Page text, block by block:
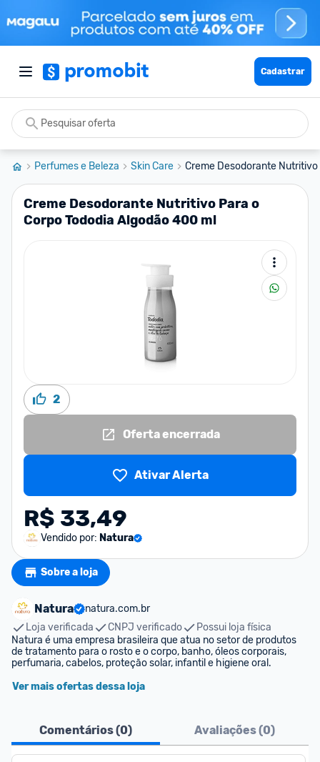
Cadastrar
Perfumes e Beleza Skin Care Creme Desodorante Nutritivo
Creme Desodorante Nutritivo Para o
Corpo Tododia Algodão 400 ml
2
Oferta encerrada
Ativar Alerta
R$ 33,49
Vendido por: Natura
Sobre a loja
Natura
natura.com.br
Loja verificada
CNPJ verificado
Possui loja física
Natura é uma empresa brasileira que atua no setor de produtos
de tratamento para o rosto e o corpo, banho, óleos corporais,
perfumaria, cabelos, proteção solar, infantil e higiene oral.
Ver mais ofertas dessa loja
Comentários (0) Avaliações (0)